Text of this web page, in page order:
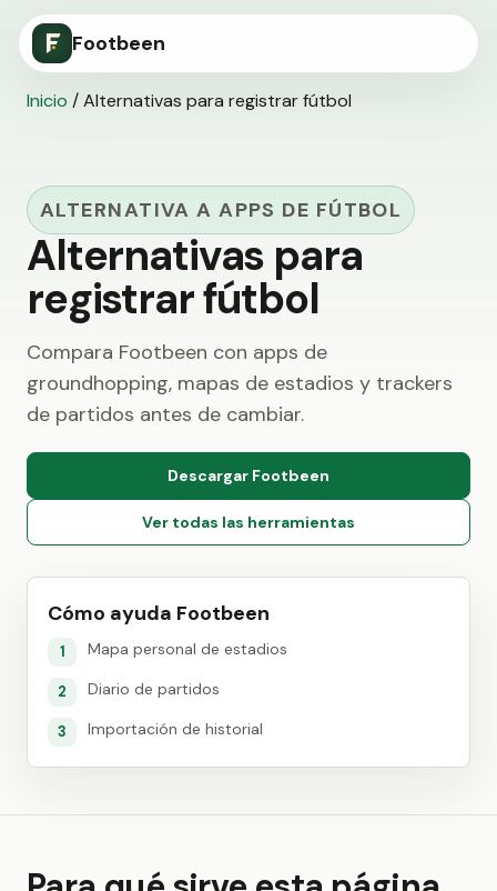
Footbeen
Inicio /Alternativas para registrar fútbol
ALTERNATIVA A APPS DE FÚTBOL
Alternativas para
registrar fútbol
Compara Footbeen con apps de
groundhopping, mapas de estadios y trackers
de partidos antes de cambiar.
Descargar Footbeen
Ver todas las herramientas
Cómo ayuda Footbeen
1 Mapa personal de estadios
2 Diario de partidos
3 Importación de historial